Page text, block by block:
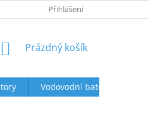
PODMÍNKYPřihlášení
NÁKUPNÍ
Prázdný košík
Vodovodní baterie a